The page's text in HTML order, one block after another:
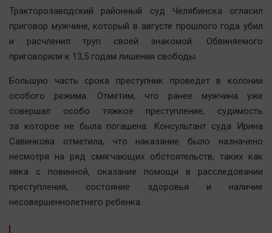
Наша победа
Общество
Политика
Экономика
Происшествия
Здоровье
Культура
Спорт
Технологии
Тракторозаводский районный суд Челябинска огласил
приговор мужчине, который в августе прошлого года убил
и расчленил труп своей знакомой. Обвиняемого
приговорили к 13,5 годам лишения свободы.
Большую часть срока преступник проведет в колонии
особого режима. Отметим, что ранее мужчина уже
совершал особо тяжкое преступление, судимость
за которое не была погашена. Консультант суда Ирина
Савинкова отметила, что наказание было назначено
несмотря на ряд смягчающих обстоятельств, таких как
явка с повинной, оказание помощи в расследовании
преступления, состояние здоровья и наличие
несовершеннолетнего ребенка.